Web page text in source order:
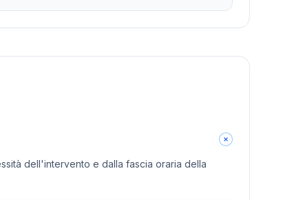
dell'intervento e dalla fascia oraria della